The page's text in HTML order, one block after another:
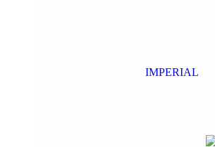
IMPERIAL